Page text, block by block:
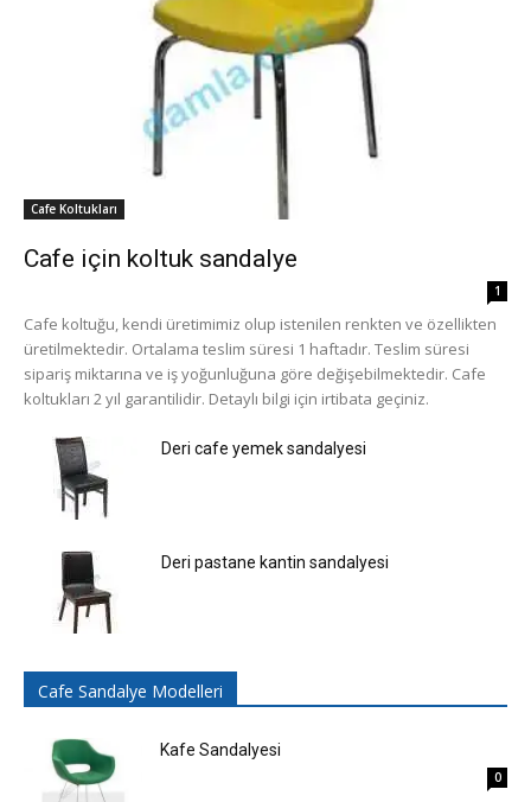
Cafe Koltukları
Cafe için koltuk sandalye
1
Cafe koltuğu, kendi üretimimiz olup istenilen renkten ve özellikten
üretilmektedir. Ortalama teslim süresi 1 haftadır. Teslim süresi
sipariş miktarına ve iş yoğunluğuna göre değişebilmektedir. Cafe
koltukları 2 yıl garantilidir. Detaylı bilgi için irtibata geçiniz.
Deri cafe yemek sandalyesi
Deri pastane kantin sandalyesi
Cafe Sandalye Modelleri
Kafe Sandalyesi
0